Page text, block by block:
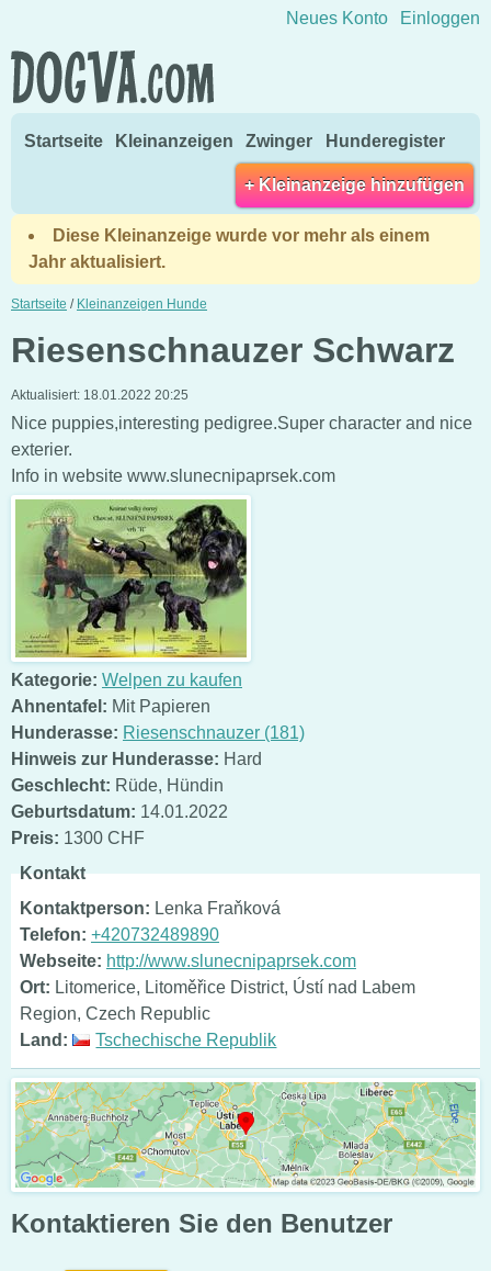
Direkt zum Inhalt wechseln
Neues Konto Einloggen
Startseite Kleinanzeigen Zwinger Hunderegister
+ Kleinanzeige hinzufügen
Diese Kleinanzeige wurde vor mehr als einem
Jahr aktualisiert.
Startseite / Kleinanzeigen Hunde
Riesenschnauzer Schwarz
Aktualisiert: 18.01.2022 20:25
Nice puppies,interesting pedigree.Super character and nice
exterier.
Info in website www.slunecnipaprsek.com
Kategorie: Welpen zu kaufen
Ahnentafel: Mit Papieren
Hunderasse: Riesenschnauzer (181)
Hinweis zur Hunderasse: Hard
Geschlecht: Rüde, Hündin
Geburtsdatum: 14.01.2022
Preis: 1300 CHF
Kontakt
Kontaktperson: Lenka Fraňková
Telefon: +420732489890
Webseite: http://www.slunecnipaprsek.com
Ort: Litomerice, Litoměřice District, Ústí nad Labem
Region, Czech Republic
Land:
Tschechische Republik
Kontaktieren Sie den Benutzer